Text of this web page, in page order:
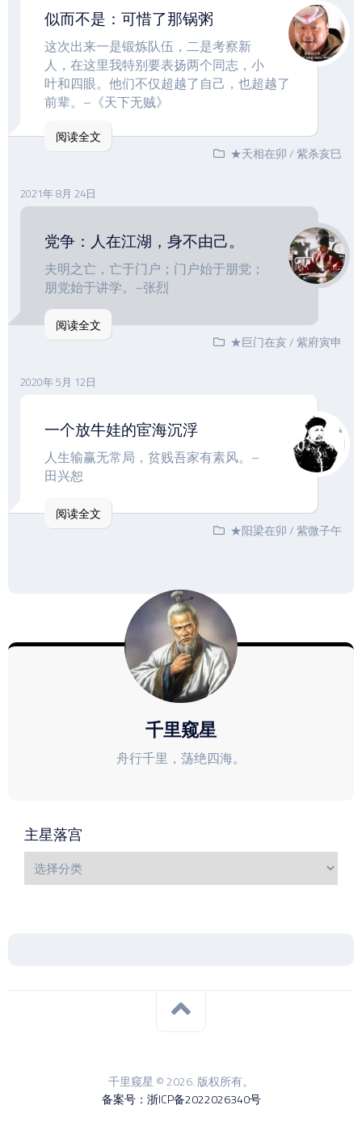
似而不是：可惜了那锅粥
这次出来一是锻炼队伍，二是考察新
人，在这里我特别要表扬两个同志，小
叶和四眼。他们不仅超越了自己，也超越了
前辈。–《天下无贼》
阅读全文
★天相在卯/紫杀亥巳
2021年 8月 24日
党争：人在江湖，身不由己。
夫明之亡，亡于门户；门户始于朋党；
朋党始于讲学。–张烈
阅读全文
★巨门在亥/紫府寅申
2020年 5月 12日
一个放牛娃的宦海沉浮
人生输赢无常局，贫贱吾家有素风。–
田兴恕
阅读全文
★阳梁在卯/紫微子午
千里窥星
舟行千里，荡绝四海。
主星落宫
千里窥星 © 2026. 版权所有。
备案号：浙ICP备2022026340号